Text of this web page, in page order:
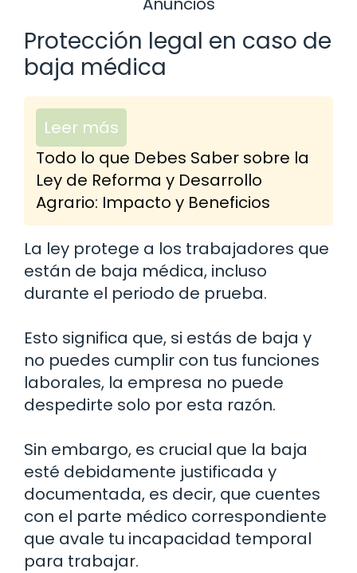
Protección legal en caso de
baja médica
Leer más
Todo lo que Debes Saber sobre la
Ley de Reforma y Desarrollo
Agrario: Impacto y Beneficios
La ley protege a los trabajadores que
están de baja médica, incluso
durante el periodo de prueba.
Esto significa que, si estás de baja y
no puedes cumplir con tus funciones
laborales, la empresa no puede
despedirte solo por esta razón.
Sin embargo, es crucial que la baja
esté debidamente justificada y
documentada, es decir, que cuentes
con el parte médico correspondiente
que avale tu incapacidad temporal
para trabajar.